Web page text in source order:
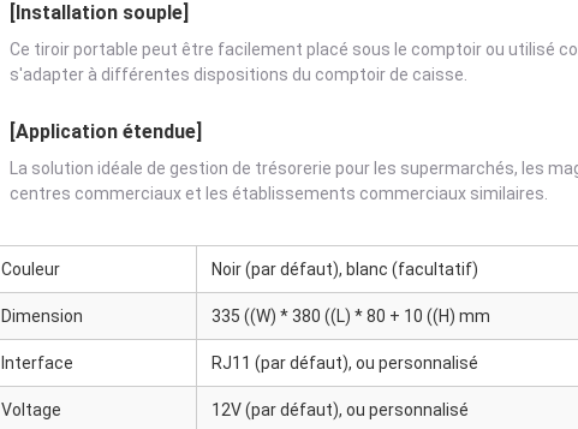
[Installation souple]
Ce tiroir portable peut être facilement placé sous le comptoir ou utilisé
s'adapter à différentes dispositions du comptoir de caisse.
[Application étendue]
La solution idéale de gestion de trésorerie pour les supermarchés, les
centres commerciaux et les établissements commerciaux similaires.
Couleur Noir (par défaut), blanc (facultatif)
Dimension 335 ((W) * 380 ((L) * 80 + 10 ((H) mm
Interface RJ11 (par défaut), ou personnalisé
Voltage 12V (par défaut), ou personnalisé